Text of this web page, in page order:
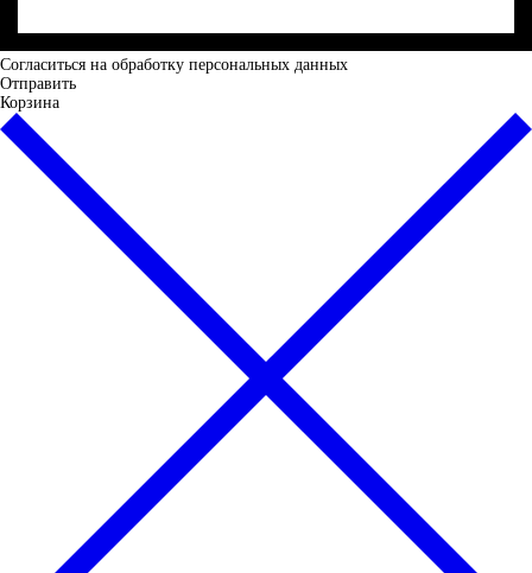
Cогласиться на обработку персональных данных
Отправить
Корзина